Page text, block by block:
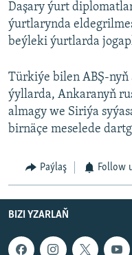
Daşary ýurt
ýurtlarynda
beýleki ýurtlarda
Türkiýe bilen ABŞ-nyň
ýyllarda, Ankaranyň
almagy we Siriýa
birnäçe meselede
Paýlaş Follow
BIZI YZARLAŇ